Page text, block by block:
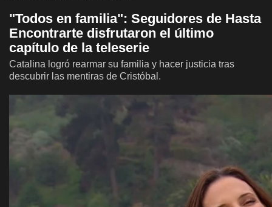
"Todos en familia": Seguidores de Hasta
Encontrarte disfrutaron el último
capítulo de la teleserie
Catalina logró rearmar su familia y hacer justicia tras
descubrir las mentiras de Cristóbal.